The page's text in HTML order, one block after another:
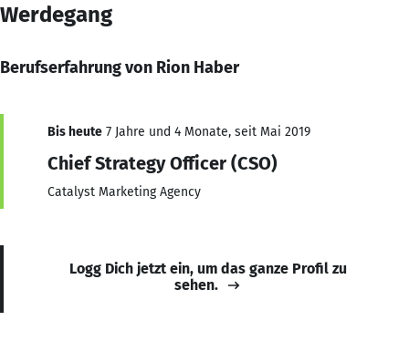
Werdegang
Berufserfahrung von Rion Haber
Bis heute 7 Jahre und 4 Monate, seit Mai 2019
Chief Strategy Officer (CSO)
Catalyst Marketing Agency
Logg Dich jetzt ein, um das ganze Profil zu
sehen.